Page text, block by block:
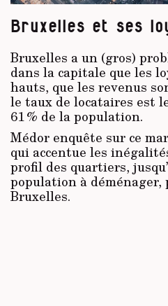
Bruxelles et ses
Bruxelles a un (gros)
dans la capitale que les
hauts, que les revenus
le taux de locataires est
61 % de la population.
Médor enquête sur ce
qui accentue les
profil des quartiers,
population à déménager,
Bruxelles.